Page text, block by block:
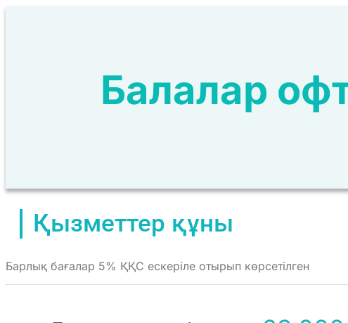
Балалар
Қызметтер құны
Барлық бағалар 5% ҚҚС ескеріле отырып көрсетілген